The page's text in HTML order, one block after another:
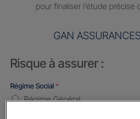
pour finaliser l’étude précise
GAN
Risque à assurer :
Régime Social *
Régime Général